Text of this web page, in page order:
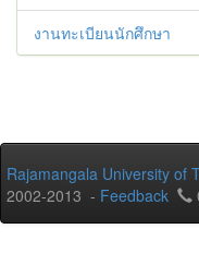
งานทะเบียนนักศึกษา
Rajamangala University of
2002-2013 - Feedback